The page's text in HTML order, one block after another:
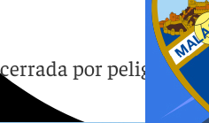
por peligro de